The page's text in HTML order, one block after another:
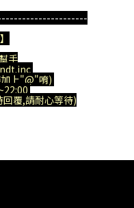
手
上"@"唷)
覆,請耐心等待)